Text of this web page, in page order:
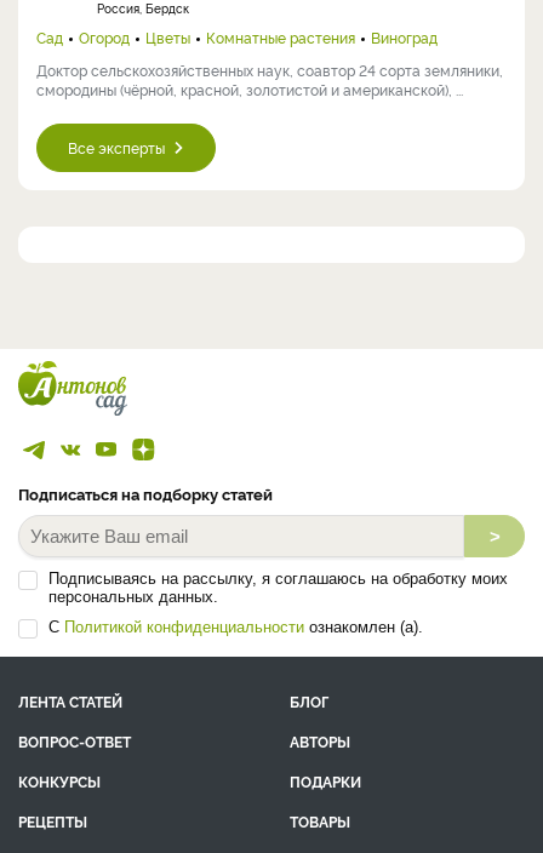
Россия, Бердск
Сад Огород Цветы Комнатные растения
Виноград
Доктор сельскохозяйственных наук, соавтор 24 сорта земляники,
смородины (чёрной, красной, золотистой и американской), ...
Все эксперты
Подписаться на подборку статей
>
Подписываясь на рассылку, я соглашаюсь на обработку моих
персональных данных.
С Политикой конфиденциальности ознакомлен (а).
ЛЕНТА СТАТЕЙ
БЛОГ
ВОПРОС-ОТВЕТ
АВТОРЫ
КОНКУРСЫ
ПОДАРКИ
РЕЦЕПТЫ
ТОВАРЫ